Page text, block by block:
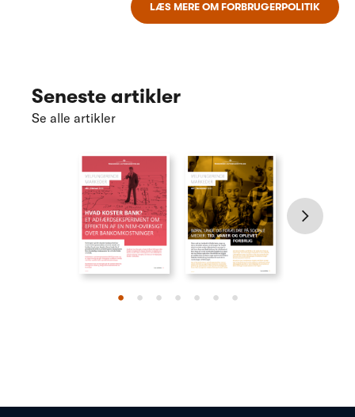
LÆS MERE OM FORBRUGERPOLITIK
Seneste artikler
Se alle artikler
• • • • • • •